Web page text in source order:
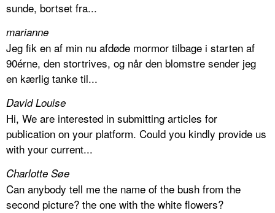
sunde, bortset fra...
marianne
Jeg fik en af min nu afdøde mormor tilbage i starten af
90érne, den stortrives, og når den blomstre sender jeg
en kærlig tanke til...
David Louise
Hi, We are interested in submitting articles for
publication on your platform. Could you kindly provide us
with your current...
Charlotte Søe
Can anybody tell me the name of the bush from the
second picture? the one with the white flowers?